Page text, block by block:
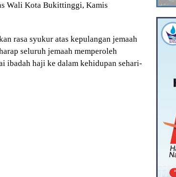
Wali Kota Bukittinggi, Kamis
rasa syukur atas kepulangan jemaah
seluruh jemaah memperoleh
ibadah haji ke dalam kehidupan sehari-